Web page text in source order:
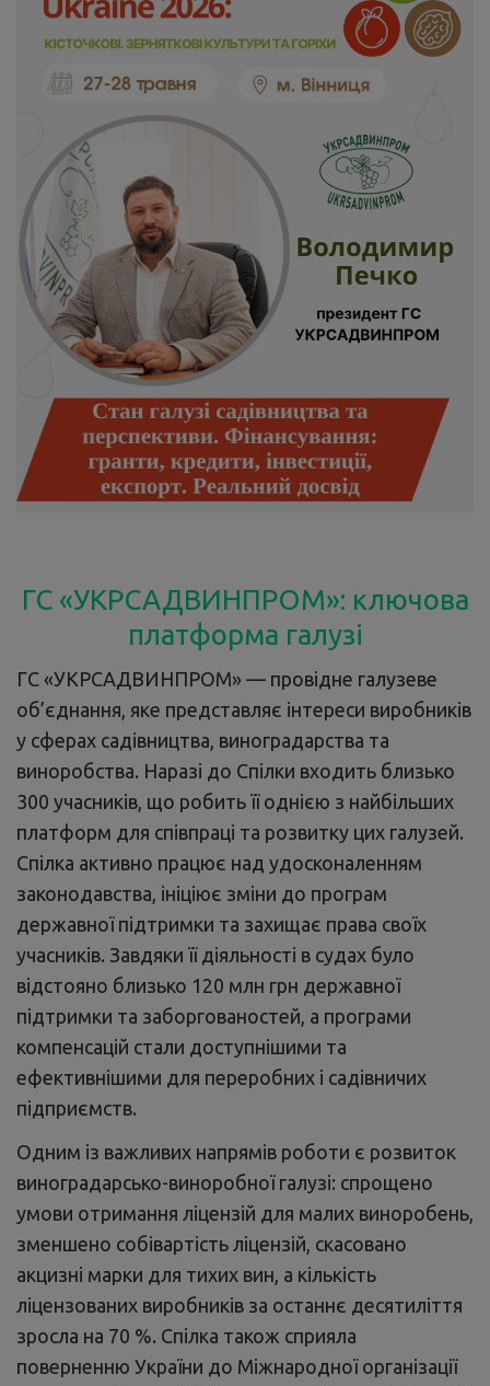
ГС «УКРСАДВИНПРОМ»: ключова
платформа галузі
ГС «УКРСАДВИНПРОМ» — провідне галузеве
об’єднання, яке представляє інтереси виробників
у сферах садівництва, виноградарства та
виноробства. Наразі до Спілки входить близько
300 учасників, що робить її однією з найбільших
платформ для співпраці та розвитку цих галузей.
Спілка активно працює над удосконаленням
законодавства, ініціює зміни до програм
державної підтримки та захищає права своїх
учасників. Завдяки її діяльності в судах було
відстояно близько 120 млн грн державної
підтримки та заборгованостей, а програми
компенсацій стали доступнішими та
ефективнішими для переробних і садівничих
підприємств.
Одним із важливих напрямів роботи є розвиток
виноградарсько-виноробної галузі: спрощено
умови отримання ліцензій для малих виноробень,
зменшено собівартість ліцензій, скасовано
акцизні марки для тихих вин, а кількість
ліцензованих виробників за останнє десятиліття
зросла на 70 %. Спілка також сприяла
поверненню України до Міжнародної організації